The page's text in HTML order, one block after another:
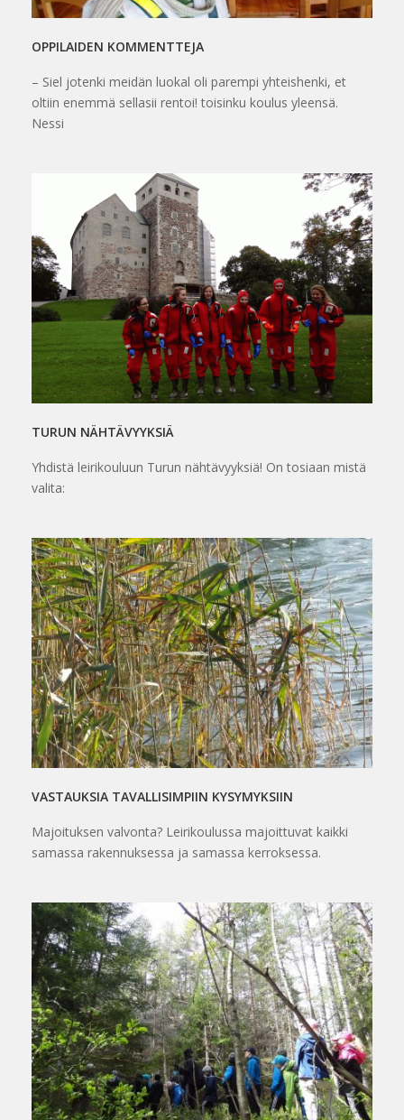
OPPILAIDEN KOMMENTTEJA
– Siel jotenki meidän luokal oli parempi yhteishenki, et
oltiin enemmä sellasii rentoi! toisinku koulus yleensä.
Nessi
TURUN NÄHTÄVYYKSIÄ
Yhdistä leirikouluun Turun nähtävyyksiä! On tosiaan mistä
valita:
VASTAUKSIA TAVALLISIMPIIN KYSYMYKSIIN
Majoituksen valvonta? Leirikoulussa majoittuvat kaikki
samassa rakennuksessa ja samassa kerroksessa.